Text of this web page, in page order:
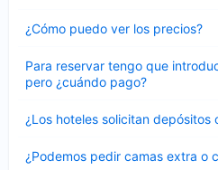
¿Cómo puedo ver los precios?
cerrado
Para reservar tengo que
pero ¿cuándo pago?
cerrado
¿Los hoteles solicitan
cerrado
¿Podemos pedir camas extra o
cerrado